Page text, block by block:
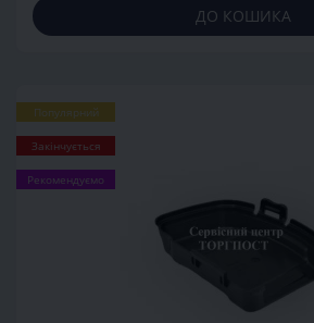
ДО КОШИКА
Популярний
Закінчується
Рекомендуємо